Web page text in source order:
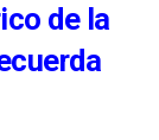
de la